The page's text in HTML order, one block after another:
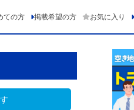
ての方 掲載希望の方 お気に入り